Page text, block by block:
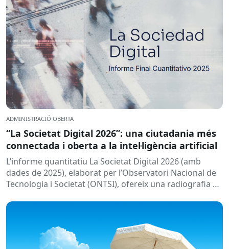
ADMINISTRACIÓ OBERTA
“La Societat Digital 2026”: una ciutadania més
connectada i oberta a la intel·ligència artificial
L’informe quantitatiu La Societat Digital 2026 (amb
dades de 2025), elaborat per l’Observatori Nacional de
Tecnologia i Societat (ONTSI), ofereix una radiografia de